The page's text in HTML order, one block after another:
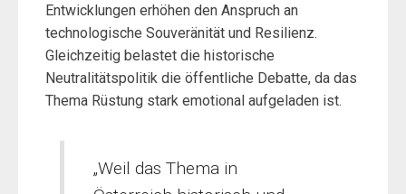
Entwicklungen erhöhen den Anspruch an
technologische Souveränität und Resilienz.
Gleichzeitig belastet die historische
Neutralitätspolitik die öffentliche Debatte, da das
Thema Rüstung stark emotional aufgeladen ist.
„Weil das Thema in